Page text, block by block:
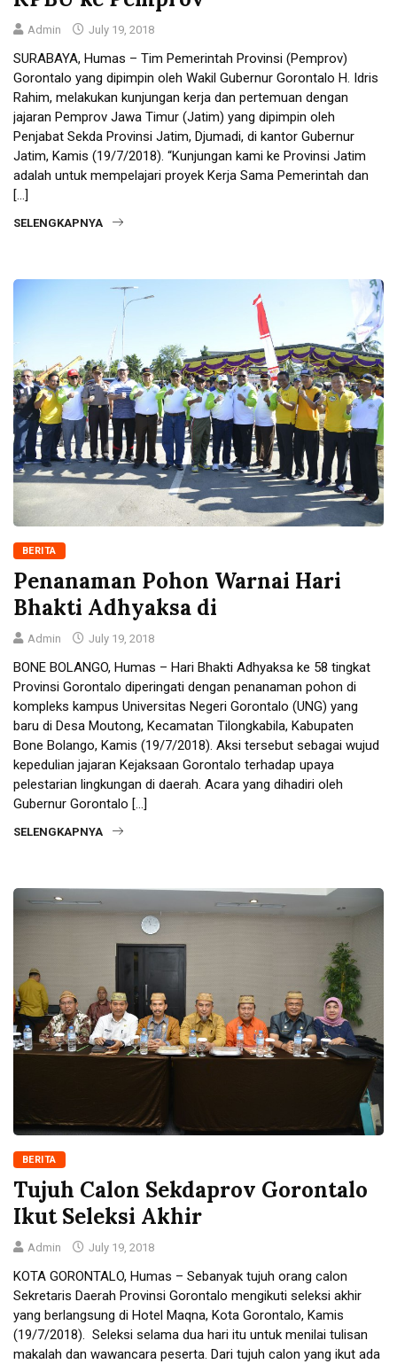
Admin July 19, 2018
SURABAYA, Humas – Tim Pemerintah Provinsi (Pemprov)
Gorontalo yang dipimpin oleh Wakil Gubernur Gorontalo H. Idris
Rahim, melakukan kunjungan kerja dan pertemuan dengan
jajaran Pemprov Jawa Timur (Jatim) yang dipimpin oleh
Penjabat Sekda Provinsi Jatim, Djumadi, di kantor Gubernur
Jatim, Kamis (19/7/2018). “Kunjungan kami ke Provinsi Jatim
adalah untuk mempelajari proyek Kerja Sama Pemerintah dan
[…]
SELENGKAPNYA
BERITA
Penanaman Pohon Warnai Hari
Bhakti Adhyaksa di
Admin July 19, 2018
BONE BOLANGO, Humas – Hari Bhakti Adhyaksa ke 58 tingkat
Provinsi Gorontalo diperingati dengan penanaman pohon di
kompleks kampus Universitas Negeri Gorontalo (UNG) yang
baru di Desa Moutong, Kecamatan Tilongkabila, Kabupaten
Bone Bolango, Kamis (19/7/2018). Aksi tersebut sebagai wujud
kepedulian jajaran Kejaksaan Gorontalo terhadap upaya
pelestarian lingkungan di daerah. Acara yang dihadiri oleh
Gubernur Gorontalo […]
SELENGKAPNYA
BERITA
Tujuh Calon Sekdaprov Gorontalo
Ikut Seleksi Akhir
Admin July 19, 2018
KOTA GORONTALO, Humas – Sebanyak tujuh orang calon
Sekretaris Daerah Provinsi Gorontalo mengikuti seleksi akhir
yang berlangsung di Hotel Maqna, Kota Gorontalo, Kamis
(19/7/2018). Seleksi selama dua hari itu untuk menilai tulisan
makalah dan wawancara peserta. Dari tujuh calon yang ikut ada